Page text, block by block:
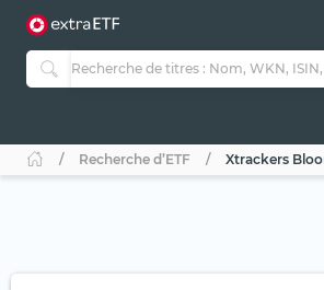
Recherche d’ETF Xtrackers